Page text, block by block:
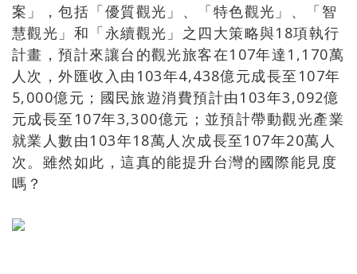
案」，包括「優質觀光」、「特色觀光」、「智
慧觀光」和「永續觀光」之四大策略與18項執行
計畫，預計來讓台的觀光旅客在107年達1,170萬
人次，外匯收入由103年4,438億元成長至107年
5,000億元；國民旅遊消費預計由103年3,092億
元成長至107年3,300億元；並預計帶動觀光產業
就業人數由103年18萬人次成長至107年20萬人
次。雖然如此，這真的能提升台灣的國際能見度
嗎？